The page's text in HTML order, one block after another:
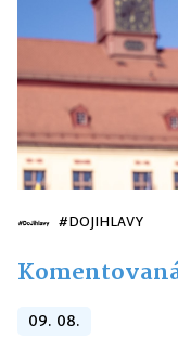
#DOJIHLAVY
09. 08.